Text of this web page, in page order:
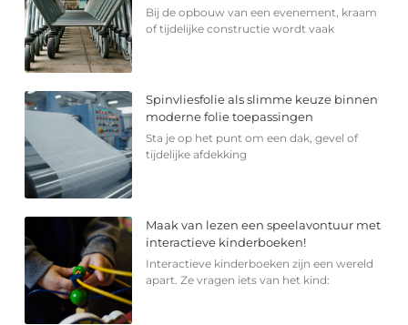
Bij de opbouw van een evenement, kraam
of tijdelijke constructie wordt vaak
Spinvliesfolie als slimme keuze binnen
moderne folie toepassingen
Sta je op het punt om een dak, gevel of
tijdelijke afdekking
Maak van lezen een speelavontuur met
interactieve kinderboeken!
Interactieve kinderboeken zijn een wereld
apart. Ze vragen iets van het kind: